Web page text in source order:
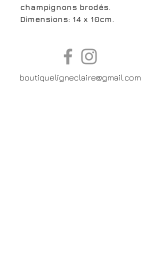
champignons brodés.
Dimensions: 14 x 10cm.
boutiqueligneclaire@gmail.com